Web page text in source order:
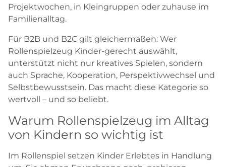
Projektwochen, in Kleingruppen oder zuhause im
Familienalltag.
Für B2B und B2C gilt gleichermaßen: Wer
Rollenspielzeug Kinder-gerecht auswählt,
unterstützt nicht nur kreatives Spielen, sondern
auch Sprache, Kooperation, Perspektivwechsel und
Selbstbewusstsein. Das macht diese Kategorie so
wertvoll – und so beliebt.
Warum Rollenspielzeug im Alltag
von Kindern so wichtig ist
Im Rollenspiel setzen Kinder Erlebtes in Handlung